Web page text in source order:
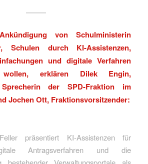
von Schulministerin
Schulen durch KI-Assistenzen,
und digitale Verfahren
erklären Dilek Engin,
der SPD-Fraktion im
Jochen Ott, Fraktionsvorsitzender:
präsentiert KI-Assistenzen für
Antragsverfahren und die